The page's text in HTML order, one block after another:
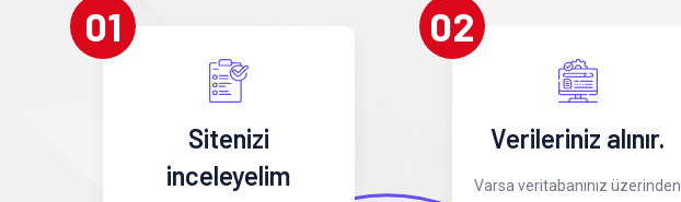
01
Sitenizi
inceleyelim
02
Verileriniz alınır.
Varsa veritabanınız üzerinden